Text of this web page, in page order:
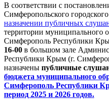
В соответствии с
Симферопольского городского
назначении публичных
территории муниципального
Симферополь Республики
16-00 в большом зале
Республики Крым (г.
назначены публичные
бюджета муниципального
Симферополь Республики
период 2025 и 2026 годов.